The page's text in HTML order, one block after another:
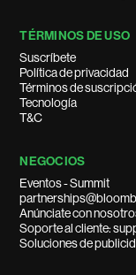
TÉRMINOS DE USO
Suscríbete
Política de privacidad
Términos de
Tecnología
T&C
NEGOCIOS
Eventos - Summit
Anúnciate con
Soporte al cliente:
Soluciones de